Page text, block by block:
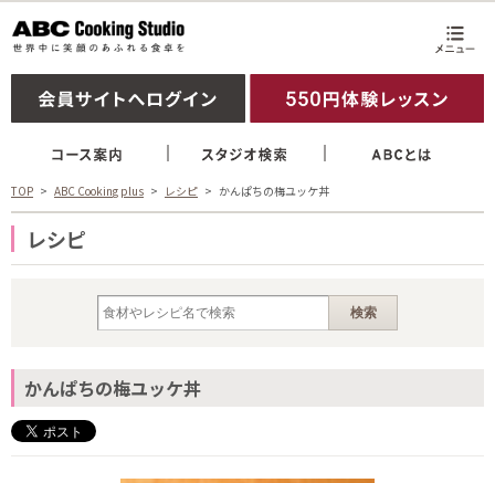
TOP ABC Cooking plus レシピ かんぱちの梅ユッケ丼
レシピ
かんぱちの梅ユッケ丼